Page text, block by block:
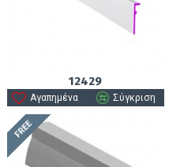
12429
Αγαπημένα Σύγκριση
FREE